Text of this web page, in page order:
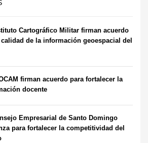
Cartográfico Militar firman acuerdo
de la información geoespacial del
firman acuerdo para fortalecer la
docente
Empresarial de Santo Domingo
para fortalecer la competitividad del